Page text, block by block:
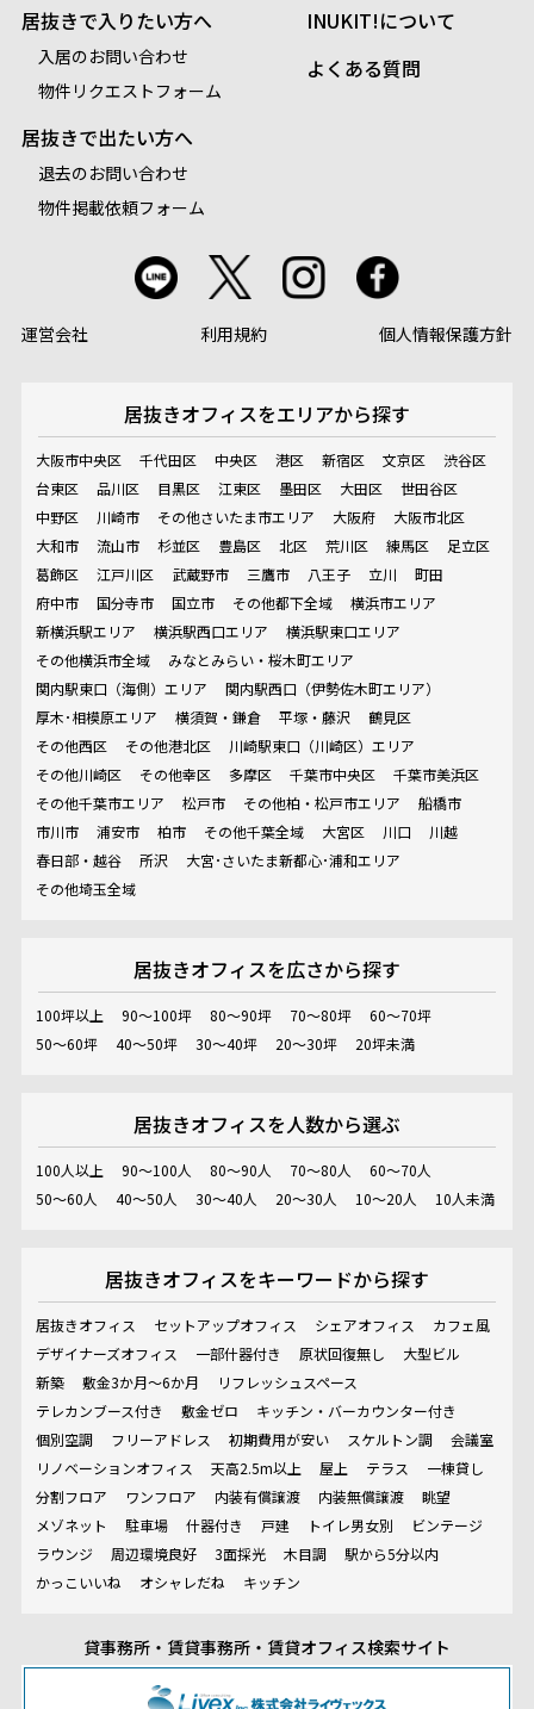
居抜きで入りたい方へ
入居のお問い合わせ
物件リクエストフォーム
居抜きで出たい方へ
退去のお問い合わせ
物件掲載依頼フォーム
INUKIT!について
よくある質問
運営会社 利用規約 個人情報保護方針
居抜きオフィスをエリアから探す
大阪市中央区 千代田区 中央区 港区 新宿区 文京区
渋谷区
台東区
品川区 目黒区 江東区 墨田区 大田区
世田谷区
中野区
川崎市 その他さいたま市エリア 大阪府
大阪市北区
大和市
流山市 杉並区 豊島区 北区 荒川区 練馬区
足立区
葛飾区
江戸川区 武蔵野市 三鷹市 八王子 立川
町田
府中市
国分寺市 国立市 その他都下全域
横浜市エリア
新横浜駅エリア
横浜駅西口エリア
横浜駅東口エリア
その他横浜市全域
みなとみらい・桜木町エリア
関内駅東口（海側）エリア
関内駅西口（伊勢佐木町エリア）
厚木･相模原エリア
横須賀・鎌倉 平塚・藤沢
鶴見区
その他西区
その他港北区
川崎駅東口（川崎区）エリア
その他川崎区
その他幸区 多摩区 千葉市中央区
千葉市美浜区
その他千葉市エリア
松戸市 その他柏・松戸市エリア
船橋市
市川市
浦安市 柏市 その他千葉全域 大宮区 川口
川越
春日部・越谷
所沢
大宮･さいたま新都心･浦和エリア
その他埼玉全域
居抜きオフィスを広さから探す
100坪以上 90～100坪 80～90坪 70～80坪
60～70坪
50～60坪
40～50坪 30～40坪 20～30坪 20坪未満
居抜きオフィスを人数から選ぶ
100人以上 90～100人 80～90人 70～80人
60～70人
50～60人
40～50人 30～40人 20～30人 10～20人 10人未満
居抜きオフィスをキーワードから探す
居抜きオフィス セットアップオフィス シェアオフィス
カフェ風
デザイナーズオフィス
一部什器付き 原状回復無し
大型ビル
新築
敷金3か月～6か月
リフレッシュスペース
テレカンブース付き
敷金ゼロ
キッチン・バーカウンター付き
個別空調
フリーアドレス 初期費用が安い スケルトン調
会議室
リノベーションオフィス
天高2.5m以上 屋上 テラス
一棟貸し
分割フロア
ワンフロア 内装有償譲渡 内装無償譲渡
眺望
メゾネット
駐車場 什器付き 戸建 トイレ男女別
ビンテージ
ラウンジ
周辺環境良好 3面採光 木目調
駅から5分以内
かっこいいね
オシャレだね キッチン
貸事務所・賃貸事務所・賃貸オフィス検索サイト